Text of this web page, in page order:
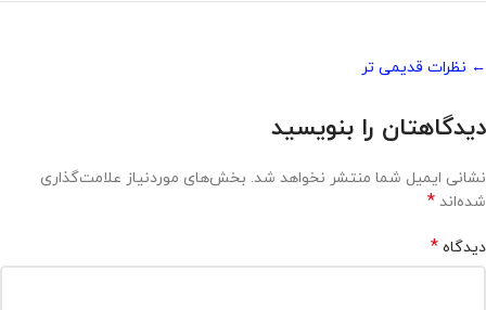
← نظرات قدیمی تر
دیدگاهتان را بنویسید
نشانی ایمیل شما منتشر نخواهد شد. بخش‌های موردنیاز علامت‌گذاری
شده‌اند *
دیدگاه *